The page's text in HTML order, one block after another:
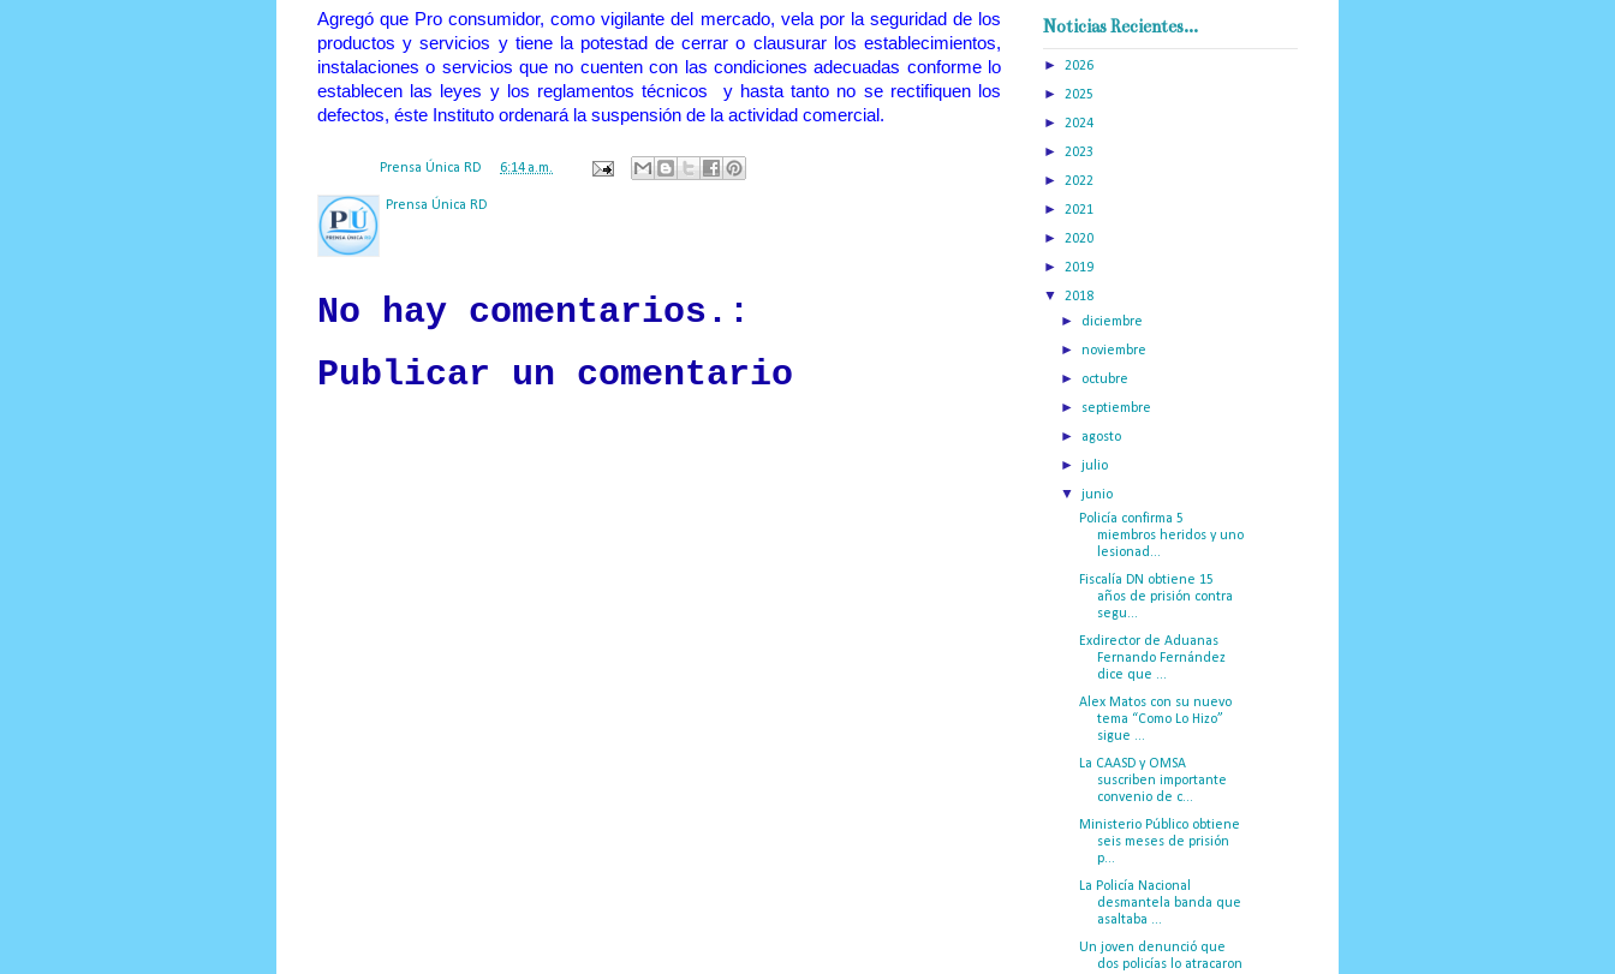
Agregó que Pro consumidor, como vigilante del mercado, vela por la seguridad de los
productos y servicios y tiene la potestad de cerrar o clausurar los establecimientos,
instalaciones o servicios que no cuenten con las condiciones adecuadas conforme lo
establecen las leyes y los reglamentos técnicos y hasta tanto no se rectifiquen los
defectos, éste Instituto ordenará la suspensión de la actividad comercial.
Prensa Única RD 6:14 a.m.
Prensa Única RD
No hay comentarios.:
Publicar un comentario
Noticias Recientes...
► 2026
► 2025
► 2024
► 2023
► 2022
► 2021
► 2020
► 2019
▼ 2018
► diciembre
►noviembre
► octubre
► septiembre
► agosto
►julio
▼junio
Policía confirma 5
miembros heridos y uno
lesionad...
Fiscalía DN obtiene 15
años de prisión contra
segu...
Exdirector de Aduanas
Fernando Fernández
dice que ...
Alex Matos con su nuevo
tema “Como Lo Hizo”
sigue ...
La CAASD y OMSA
suscriben importante
convenio de c...
Ministerio Público obtiene
seis meses de prisión
p...
La Policía Nacional
desmantela banda que
asaltaba ...
Un joven denunció que
dos policías lo atracaron